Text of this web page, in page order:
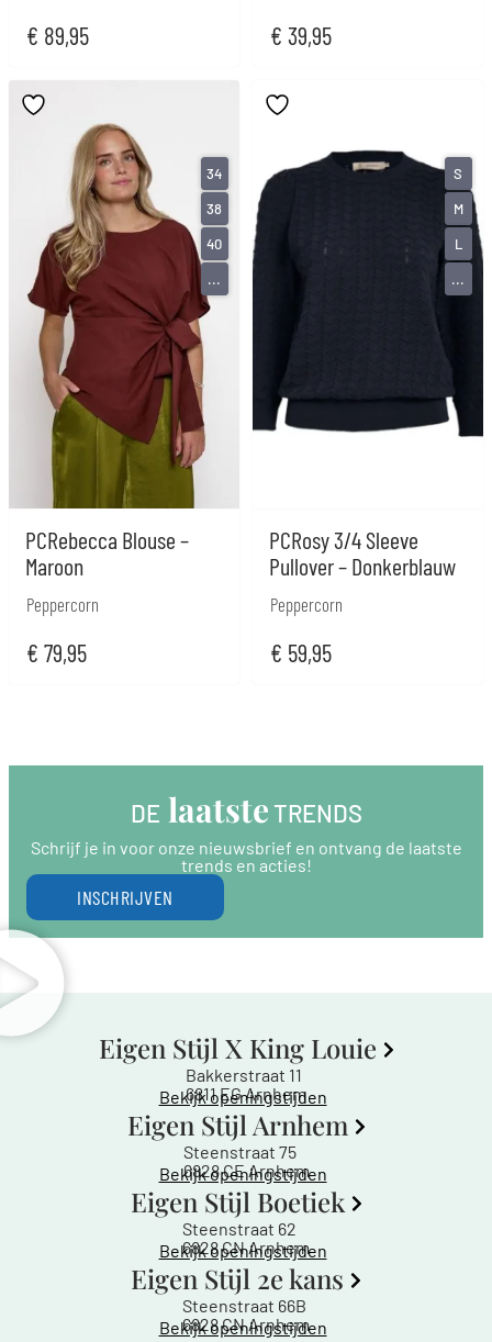
€ 89,95 € 39,95
PCRebecca Blouse –
Maroon
Peppercorn
€ 79,95
34
38
40
...
PCRosy 3/4 Sleeve
Pullover – Donkerblauw
Peppercorn
€ 59,95
S
M
L
...
DE laatste TRENDS
Schrijf je in voor onze nieuwsbrief en ontvang de laatste
trends en acties!
INSCHRIJVEN
Eigen Stijl X King Louie
Bakkerstraat 11
6811 EG Arnhem
Bekijk openingstijden
Eigen Stijl Arnhem
Steenstraat 75
6828 CE Arnhem
Bekijk openingstijden
Eigen Stijl Boetiek
Steenstraat 62
6828 CN Arnhem
Bekijk openingstijden
Eigen Stijl 2e kans
Steenstraat 66B
6828 CN Arnhem
Bekijk openingstijden